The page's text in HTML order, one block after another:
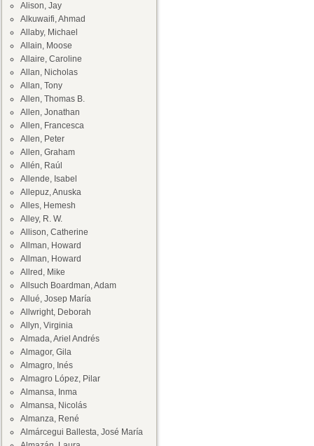
Alison, Jay
Alkuwaifi, Ahmad
Allaby, Michael
Allain, Moose
Allaire, Caroline
Allan, Nicholas
Allan, Tony
Allen, Thomas B.
Allen, Jonathan
Allen, Francesca
Allen, Peter
Allen, Graham
Allén, Raúl
Allende, Isabel
Allepuz, Anuska
Alles, Hemesh
Alley, R. W.
Allison, Catherine
Allman, Howard
Allman, Howard
Allred, Mike
Allsuch Boardman, Adam
Allué, Josep María
Allwright, Deborah
Allyn, Virginia
Almada, Ariel Andrés
Almagor, Gila
Almagro, Inés
Almagro López, Pilar
Almansa, Inma
Almansa, Nicolás
Almanza, René
Almárcegui Ballesta, José María